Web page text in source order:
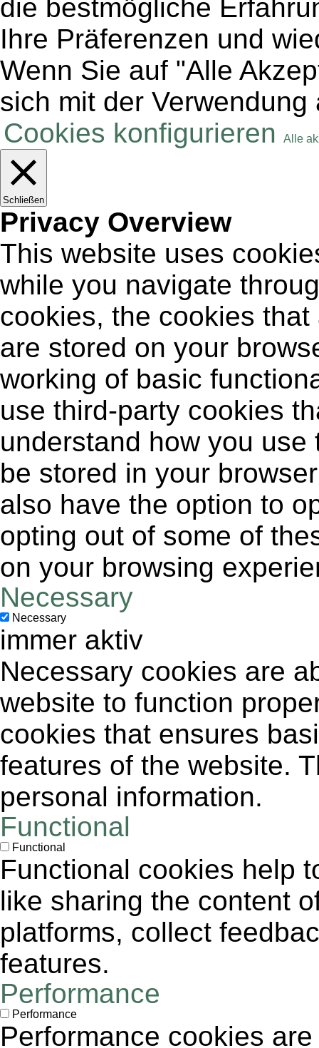
die bestmögliche
Ihre Präferenzen und
Wenn Sie auf "Alle
sich mit der
Cookies konfigurieren
Alle
Schließen
Privacy Overview
This website uses
while you navigate
cookies, the cookies
are stored on your
working of basic
use third-party cookies
understand how you
be stored in your
also have the option to
opting out of some of
on your browsing
Necessary
Necessary
immer aktiv
Necessary cookies are
website to function
cookies that ensures
features of the website.
personal information.
Functional
Functional
Functional cookies help
like sharing the content
platforms, collect
features.
Performance
Performance
Performance cookies